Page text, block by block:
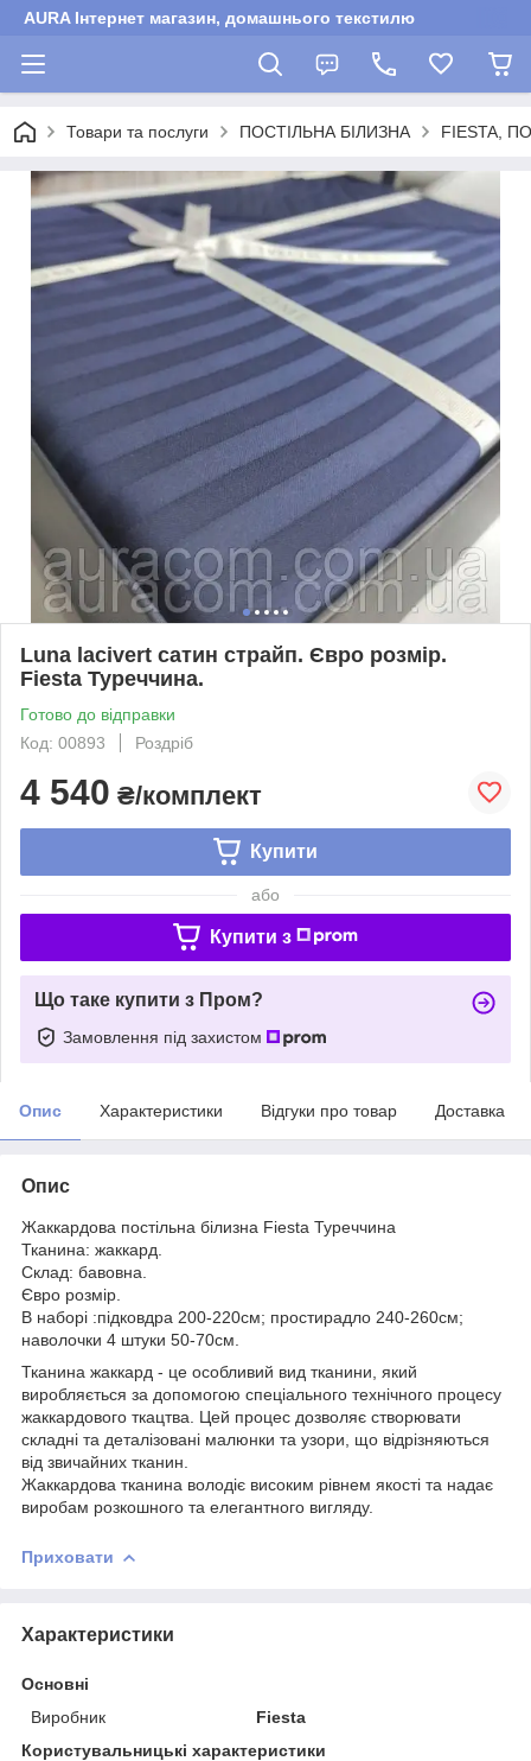
AURA Інтернет магазин, домашнього текстилю
Товари та послуги ПОСТІЛЬНА БІЛИЗНА FIESTA,
Luna lacivert cатин страйп. Євро розмір.
Fiesta Туреччина.
Готово до відправки
Код: 00893
Роздріб
4 540 ₴/комплект
Купити
або
Купити з
Що таке купити з Пром?
Замовлення під захистом
Опис Характеристики Відгуки про товар Доставка
Опис
Жаккардова постільна білизна Fiesta Туреччина
Тканина: жаккард.
Склад: бавовна.
Євро розмір.
В наборі :підковдра 200-220см; простирадло 240-260см;
наволочки 4 штуки 50-70см.
Тканина жаккард - це особливий вид тканини, який
виробляється за допомогою спеціального технічного процесу
жаккардового ткацтва. Цей процес дозволяє створювати
складні та деталізовані малюнки та узори, що відрізняються
від звичайних тканин.
Жаккардова тканина володіє високим рівнем якості та надає
виробам розкошного та елегантного вигляду.
Приховати
Характеристики
Основні
Виробник
Fiesta
Користувальницькі характеристики